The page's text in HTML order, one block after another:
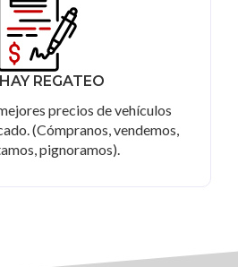
REGATEO
precios de vehículos
(Cómpranos, vendemos,
pignoramos).